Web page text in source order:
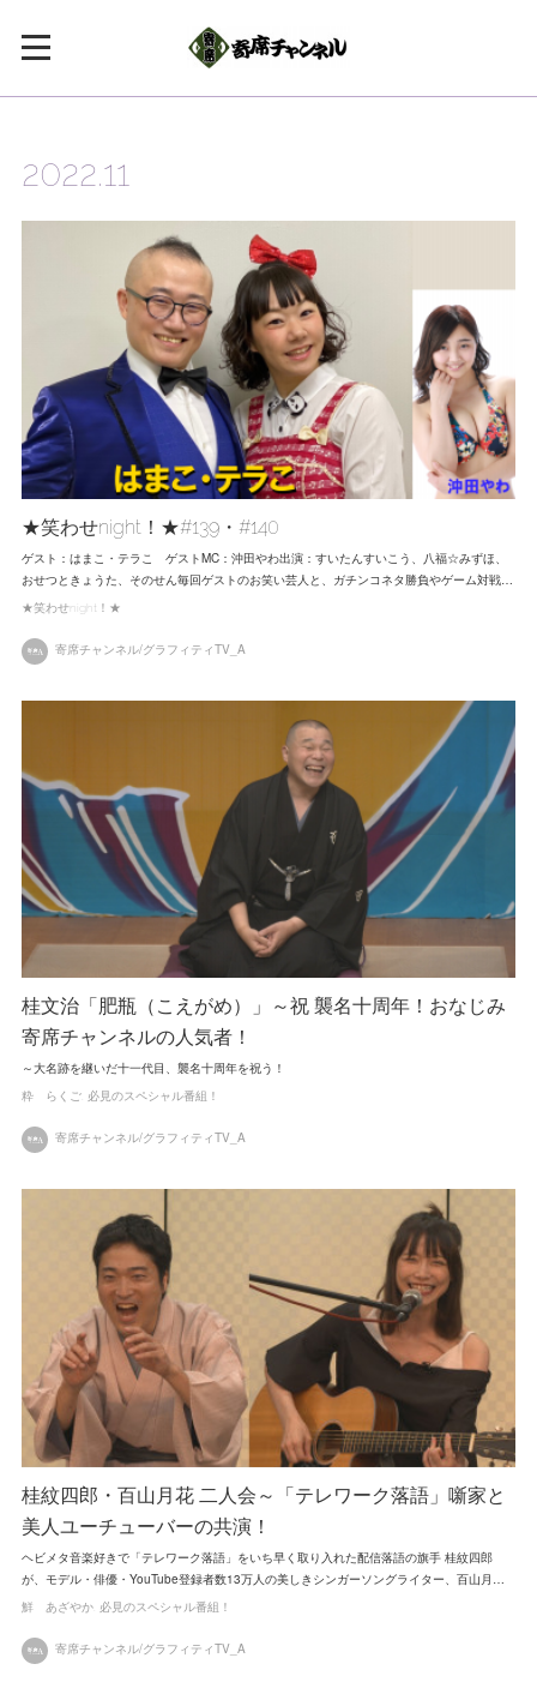
2022.11
★笑わせnight！★#139・#140
ゲスト：はまこ・テラこ ゲストMC：沖田やわ出演：すいたんすいこう、八福☆みずほ、
おせつときょうた、そのせん毎回ゲストのお笑い芸人と、ガチンコネタ勝負やゲーム対戦…
★笑わせnight！★
寄席チャンネル/グラフィティTV_A
桂文治「肥瓶（こえがめ）」～祝 襲名十周年！おなじみ
寄席チャンネルの人気者！
～大名跡を継いだ十一代目、襲名十周年を祝う！
粋 らくご 必見のスペシャル番組！
寄席チャンネル/グラフィティTV_A
桂紋四郎・百山月花 二人会～「テレワーク落語」噺家と
美人ユーチューバーの共演！
ヘビメタ音楽好きで「テレワーク落語」をいち早く取り入れた配信落語の旗手 桂紋四郎
が、モデル・俳優・YouTube登録者数13万人の美しきシンガーソングライター、百山月…
鮮 あざやか 必見のスペシャル番組！
寄席チャンネル/グラフィティTV_A